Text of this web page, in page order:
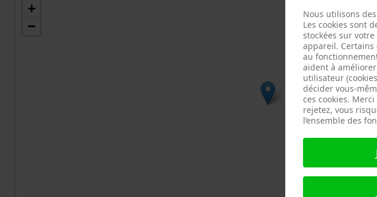
+
−
Nous utilisons
Les cookies sont
stockées sur
appareil. Certains
au
aident à améliorer
utilisateur
décider vous-
ces cookies.
rejetez, vous
l’ensemble des